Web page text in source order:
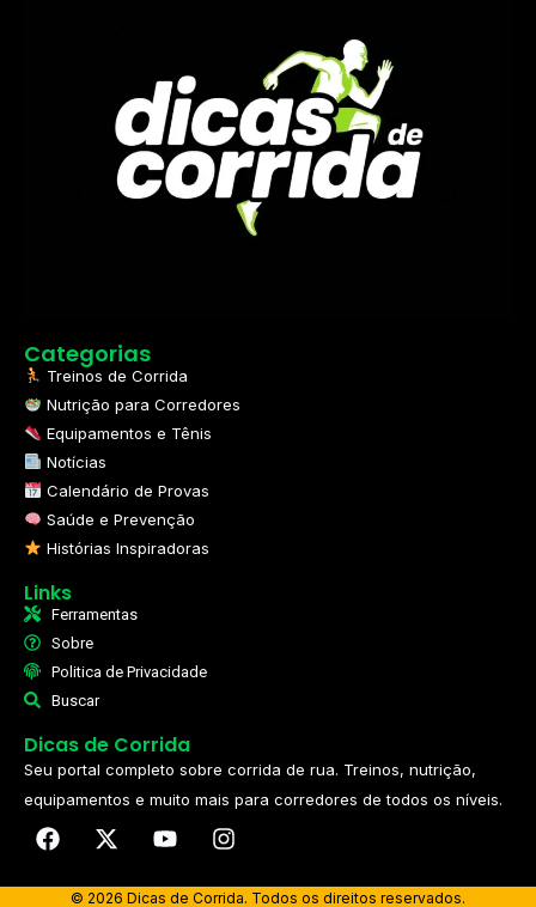
Categorias
Treinos de Corrida
Nutrição para Corredores
Equipamentos e Tênis
Notícias
Calendário de Provas
Saúde e Prevenção
Histórias Inspiradoras
Links
Ferramentas
Sobre
Politica de Privacidade
Buscar
Dicas de Corrida
Seu portal completo sobre corrida de rua. Treinos, nutrição,
equipamentos e muito mais para corredores de todos os níveis.​
© 2026 Dicas de Corrida. Todos os direitos reservados.